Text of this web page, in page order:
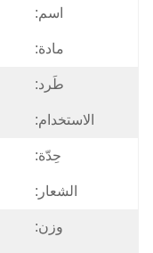
اسم:
مادة:
طَرد:
الاستخدام:
حِدّة:
الشعار:
وزن: